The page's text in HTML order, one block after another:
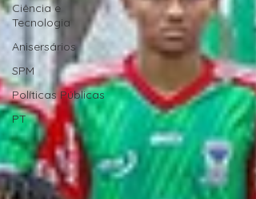
Ciência e
Tecnologia
Anisersários
SPM
Políticas Públicas
PT